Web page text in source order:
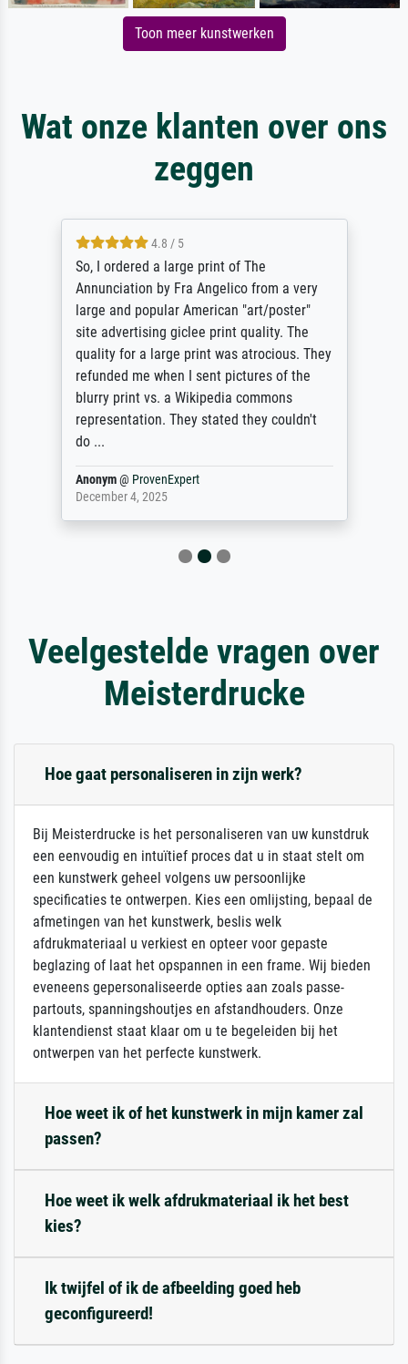
Toon meer kunstwerken
Wat onze klanten over ons
zeggen
4.8 / 5
So, I ordered a large print of The
Annunciation by Fra Angelico from a very
large and popular American "art/poster"
site advertising giclee print quality. The
quality for a large print was atrocious. They
refunded me when I sent pictures of the
blurry print vs. a Wikipedia commons
representation. They stated they couldn't
do ...
Anonym@ ProvenExpert
December 4, 2025
Veelgestelde vragen over
Meisterdrucke
Hoe gaat personaliseren in zijn werk?
Bij Meisterdrucke is het personaliseren van uw kunstdruk
een eenvoudig en intuïtief proces dat u in staat stelt om
een kunstwerk geheel volgens uw persoonlijke
specificaties te ontwerpen. Kies een omlijsting, bepaal de
afmetingen van het kunstwerk, beslis welk
afdrukmateriaal u verkiest en opteer voor gepaste
beglazing of laat het opspannen in een frame. Wij bieden
eveneens gepersonaliseerde opties aan zoals passe-
partouts, spanningshoutjes en afstandhouders. Onze
klantendienst staat klaar om u te begeleiden bij het
ontwerpen van het perfecte kunstwerk.
Hoe weet ik of het kunstwerk in mijn kamer zal
passen?
Hoe weet ik welk afdrukmateriaal ik het best
kies?
Ik twijfel of ik de afbeelding goed heb
geconfigureerd!